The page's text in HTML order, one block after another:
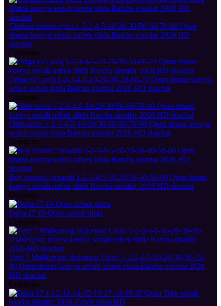
Cheksiz qudrat egasi 1-2-3-4-5-10-20-30-50-60-70-80 Qism
drama koreya seriali uzbek tilida Barcha qismlar 2026 HD
skachat
Сериалы
Ortga yo'l yo'q 1-2-3-4-5-10-20-30-50-60-70 Qism drama koreya
seriali uzbek tilida Barcha qismlar 2026 HD skachat
Сериалы
Oltin qafas 1-2-3-4-5-10-20-30-50-60-70-80 Qism drama koreya
seriali uzbek tilida Barcha qismlar 2026 HD skachat
Сериалы
Boy insonni farzandi 1-2-3-4-5-10-20-30-40-50-60 Qism drama
koreya seriali uzbek tilida Barcha qismlar 2026 HD skachat
Сериалы
Daha 17 19-Qism uzbek tilida
Сериалы
Yetti 7 Malikaning Hukmdor Ukasi 1-2-3-4-5-10-20-30-50-70-
80 Qism drama koreya seriali uzbek tilida Barcha qismlar 2026
HD skachat
Сериалы